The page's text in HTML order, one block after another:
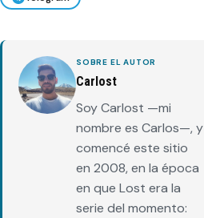
SOBRE EL AUTOR
Carlost
Soy Carlost —mi
nombre es Carlos—, y
comencé este sitio
en 2008, en la época
en que Lost era la
serie del momento: